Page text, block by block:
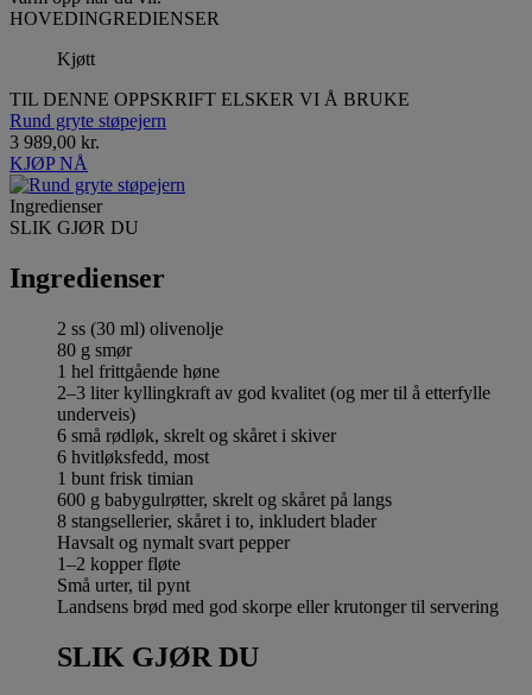
HOVEDINGREDIENSER
Kjøtt
TIL DENNE OPPSKRIFT ELSKER VI Å BRUKE
Rund gryte støpejern
3 989,00 kr.
KJØP NÅ
Ingredienser
SLIK GJØR DU
Ingredienser
2 ss (30 ml) olivenolje
80 g smør
1 hel frittgående høne
2–3 liter kyllingkraft av god kvalitet (og mer til å etterfylle
underveis)
6 små rødløk, skrelt og skåret i skiver
6 hvitløksfedd, most
1 bunt frisk timian
600 g babygulrøtter, skrelt og skåret på langs
8 stangsellerier, skåret i to, inkludert blader
Havsalt og nymalt svart pepper
1–2 kopper fløte
Små urter, til pynt
Landsens brød med god skorpe eller krutonger til servering
SLIK GJØR DU